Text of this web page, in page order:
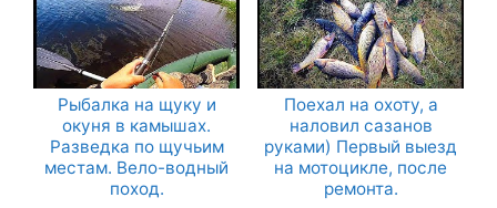
Рыбалка на щуку и
окуня в камышах.
Разведка по щучьим
местам. Вело-водный
поход.
Поехал на охоту, а
наловил сазанов
руками) Первый выезд
на мотоцикле, после
ремонта.